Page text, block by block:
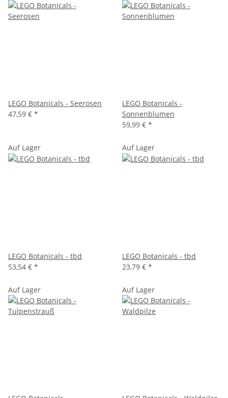
LEGO Botanicals - Seerosen
47,59 € *
LEGO Botanicals -
Sonnenblumen
59,99 € *
Auf Lager
LEGO Botanicals - tbd
53,54 € *
Auf Lager
LEGO Botanicals - tbd
23,79 € *
Auf Lager Auf Lager